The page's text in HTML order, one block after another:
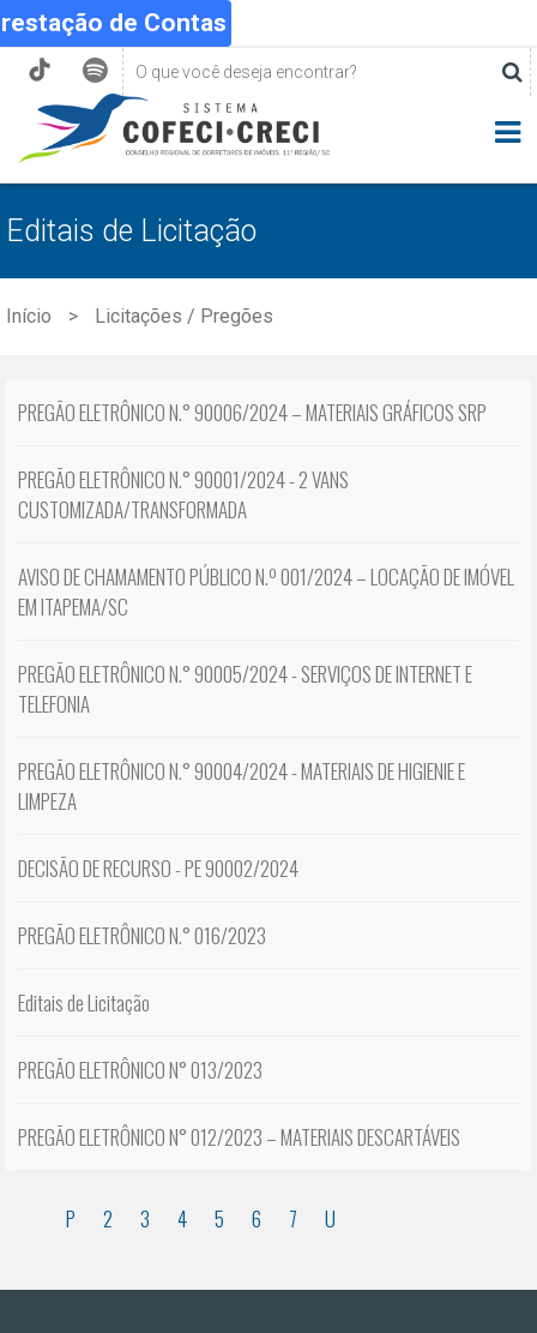
de Contas
Editais de Licitação
Início Licitações / Pregões
PREGÃO ELETRÔNICO N.° 90006/2024 – MATERIAIS GRÁFICOS SRP
PREGÃO ELETRÔNICO N.° 90001/2024 - 2 VANS
CUSTOMIZADA/TRANSFORMADA
AVISO DE CHAMAMENTO PÚBLICO N.º 001/2024 – LOCAÇÃO DE IMÓVEL
EM ITAPEMA/SC
PREGÃO ELETRÔNICO N.° 90005/2024 - SERVIÇOS DE INTERNET E
TELEFONIA
PREGÃO ELETRÔNICO N.° 90004/2024 - MATERIAIS DE HIGIENIE E
LIMPEZA
DECISÃO DE RECURSO - PE 90002/2024
PREGÃO ELETRÔNICO N.° 016/2023
Editais de Licitação
PREGÃO ELETRÔNICO N° 013/2023
PREGÃO ELETRÔNICO N° 012/2023 – MATERIAIS DESCARTÁVEIS
P 2 3 4 5 6 7 U